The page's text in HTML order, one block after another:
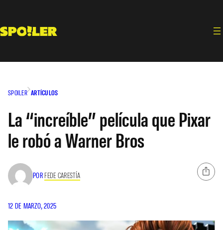
contenido
SPOILER ARTÍCULOS
La “increíble” película que Pixar
le robó a Warner Bros
POR FEDE CARESTÍA
12 DE MARZO, 2025